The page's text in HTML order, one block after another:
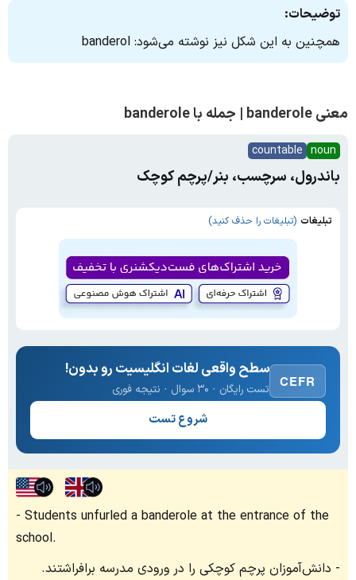
توضیحات:
همچنین به این شکل نیز نوشته می‌شود: banderol
معنی banderole | جمله با banderole
noun
countable
باندرول، سرچسب، بنر/پرچم کوچک
تبلیغات (تبلیغات را حذف کنید)
CEFR
سطح واقعی لغات انگلیسیت رو بدون!
تست رایگان · ۳۰ سوال · نتیجه فوری
شروع تست
Students unfurled a banderole at the entrance of the
school.
دانش‌آموزان پرچم کوچکی را در ورودی مدرسه برافراشتند.